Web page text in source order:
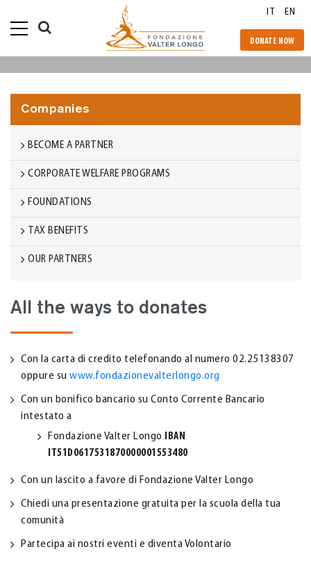
IT EN
DONATE NOW
Companies
BECOME A PARTNER
CORPORATE WELFARE PROGRAMS
FOUNDATIONS
TAX BENEFITS
OUR PARTNERS
All the ways to donates
Con la carta di credito telefonando al numero 02.25138307
oppure su www.fondazionevalterlongo.org
Con un bonifico bancario su Conto Corrente Bancario
intestato a
Fondazione Valter Longo
IBAN
IT51D0617531870000001553480
Con un lascito a favore di Fondazione Valter Longo
Chiedi una presentazione gratuita per la scuola della tua
comunità
Partecipa ai nostri eventi e diventa Volontario